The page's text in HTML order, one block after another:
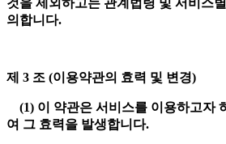
것을 제외하고는 관계법령 및 서비스
의합니다.
제 3 조 (이용약관의 효력 및 변경)
(1) 이 약관은 서비스를 이용하고자
여 그 효력을 발생합니다.